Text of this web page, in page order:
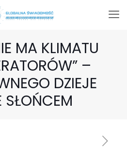
MA KLIMATU
–
DZIEJE
SŁOŃCEM